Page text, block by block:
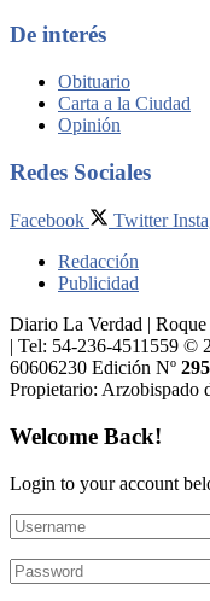
De interés
Obituario
Carta a la Ciudad
Opinión
Redes Sociales
Facebook Twitter
Redacción
Publicidad
Diario La Verdad |
| Tel: 54-236-4511559 ©
60606230 Edición Nº
Propietario:​ Arzobispado
Welcome Back!
Login to your account